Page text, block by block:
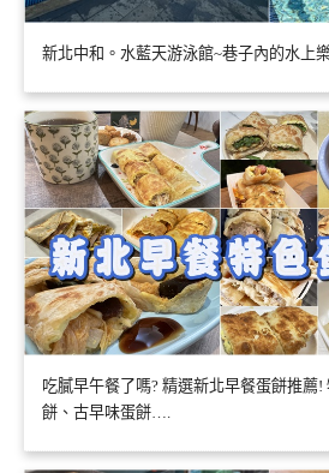
新北中和。水藍天游泳館~巷子內的水上
吃膩早午餐了嗎? 精選新北早餐蛋餅推薦
餅、古早味蛋餅….